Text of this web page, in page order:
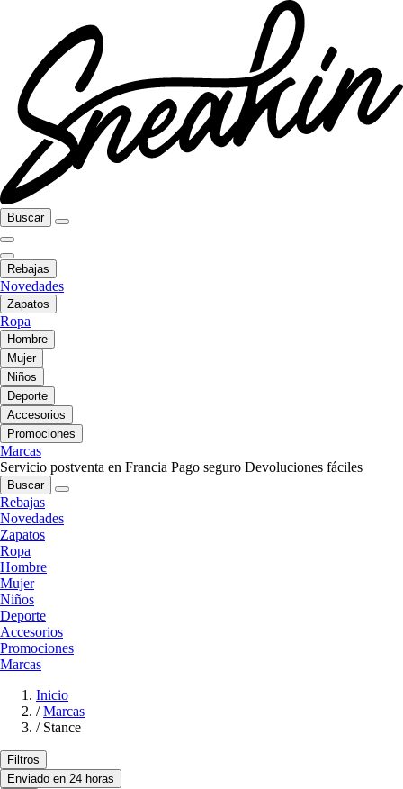
Buscar
Rebajas
Novedades
Zapatos
Ropa
Hombre
Mujer
Niños
Deporte
Accesorios
Promociones
Marcas
Servicio postventa en Francia Pago seguro Devoluciones fáciles
Buscar
Rebajas
Novedades
Zapatos
Ropa
Hombre
Mujer
Niños
Deporte
Accesorios
Promociones
Marcas
Inicio
/ Marcas
/ Stance
Filtros
Enviado en 24 horas